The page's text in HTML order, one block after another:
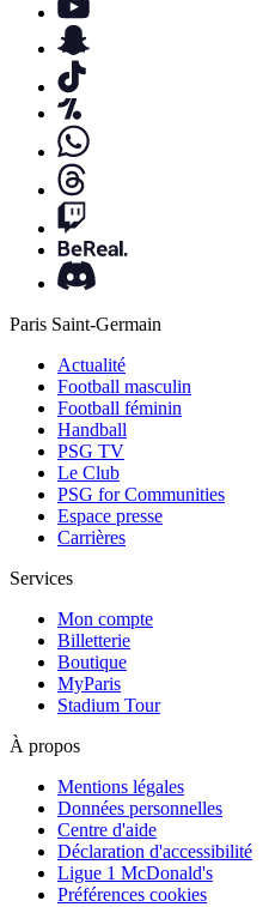
Paris Saint-Germain
Actualité
Football masculin
Football féminin
Handball
PSG TV
Le Club
PSG for Communities
Espace presse
Carrières
Services
Mon compte
Billetterie
Boutique
MyParis
Stadium Tour
À propos
Mentions légales
Données personnelles
Centre d'aide
Déclaration d'accessibilité
Ligue 1 McDonald's
Préférences cookies